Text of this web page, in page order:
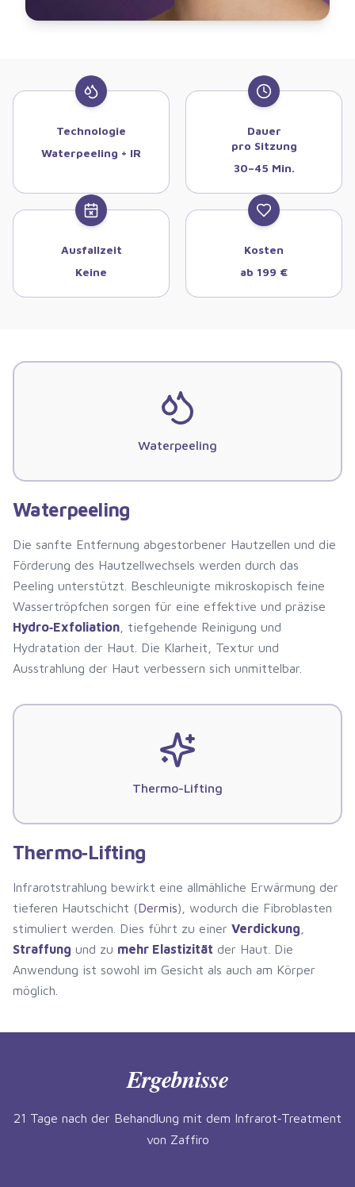
Technologie
Waterpeeling + IR
Dauer
pro Sitzung
30–45 Min.
Ausfallzeit
Keine
Kosten
ab 199 €
Waterpeeling
Waterpeeling
Die sanfte Entfernung abgestorbener Hautzellen und die
Förderung des Hautzellwechsels werden durch das
Peeling unterstützt. Beschleunigte mikroskopisch feine
Wassertröpfchen sorgen für eine effektive und präzise
Hydro‑Exfoliation , tiefgehende Reinigung und
Hydratation der Haut. Die Klarheit, Textur und
Ausstrahlung der Haut verbessern sich unmittelbar.
Thermo-Lifting
Thermo‑Lifting
Infrarotstrahlung bewirkt eine allmähliche Erwärmung der
tieferen Hautschicht (Dermis), wodurch die Fibroblasten
stimuliert werden. Dies führt zu einer Verdickung
Straffung und zu mehr Elastizität der Haut. Die
Anwendung ist sowohl im Gesicht als auch am Körper
möglich.
Ergebnisse
21 Tage nach der Behandlung mit dem Infrarot‑Treatment
von Zaffiro